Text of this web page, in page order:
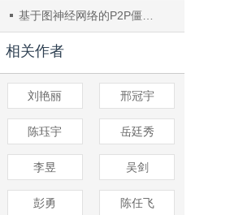
基于图神经网络的P2P僵尸网络检测方法
相关作者
刘艳丽 邢冠宇
陈珏宇 岳廷秀
李昱 吴剑
彭勇 陈任飞